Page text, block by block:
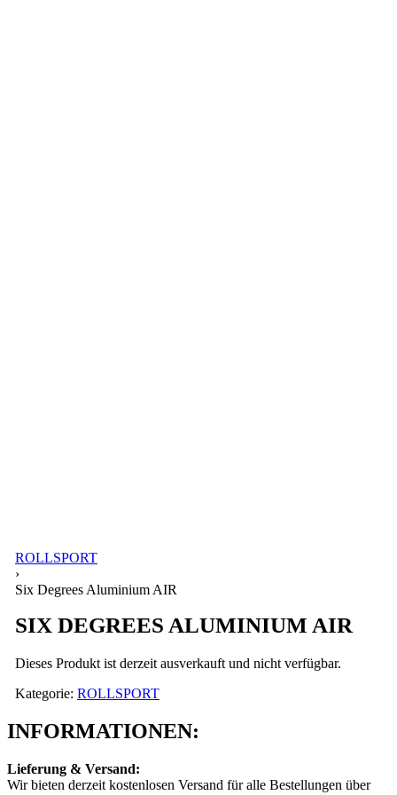
ROLLSPORT
›
Six Degrees Aluminium AIR
SIX DEGREES ALUMINIUM AIR
Dieses Produkt ist derzeit ausverkauft und nicht verfügbar.
Kategorie: ROLLSPORT
INFORMATIONEN:
Lieferung & Versand:
Wir bieten derzeit kostenlosen Versand für alle Bestellungen über